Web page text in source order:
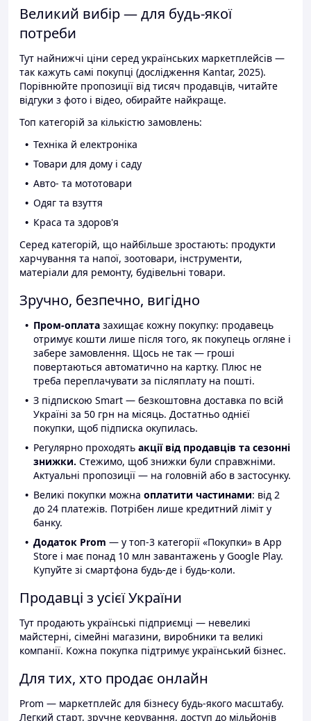
Великий вибір — для будь-якої
потреби
Тут найнижчі ціни серед українських маркетплейсів —
так кажуть самі покупці (дослідження Kantar, 2025).
Порівнюйте пропозиції від тисяч продавців, читайте
відгуки з фото і відео, обирайте найкраще.
Топ категорій за кількістю замовлень:
Техніка й електроніка
Товари для дому і саду
Авто- та мототовари
Одяг та взуття
Краса та здоров'я
Серед категорій, що найбільше зростають: продукти
харчування та напої, зоотовари, інструменти,
матеріали для ремонту, будівельні товари.
Зручно, безпечно, вигідно
Пром-оплата захищає кожну покупку: продавець
отримує кошти лише після того, як покупець огляне і
забере замовлення. Щось не так — гроші
повертаються автоматично на картку. Плюс не
треба переплачувати за післяплату на пошті.
З підпискою Smart — безкоштовна доставка по всій
Україні за 50 грн на місяць. Достатньо однієї
покупки, щоб підписка окупилась.
Регулярно проходять акції від продавців та сезонні
знижки. Стежимо, щоб знижки були справжніми.
Актуальні пропозиції — на головній або в застосунку.
Великі покупки можна оплатити частинами: від 2
до 24 платежів. Потрібен лише кредитний ліміт у
банку.
Додаток Prom — у топ-3 категорії «Покупки» в App
Store і має понад 10 млн завантажень у Google Play.
Купуйте зі смартфона будь-де і будь-коли.
Продавці з усієї України
Тут продають українські підприємці — невеликі
майстерні, сімейні магазини, виробники та великі
компанії. Кожна покупка підтримує український бізнес.
Для тих, хто продає онлайн
Prom — маркетплейс для бізнесу будь-якого масштабу.
Легкий старт, зручне керування, доступ до мільйонів